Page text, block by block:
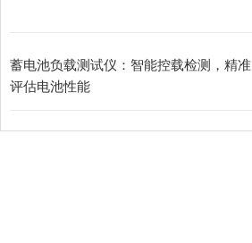
蓄电池负载测试仪：智能控载检测，精准
评估电池性能